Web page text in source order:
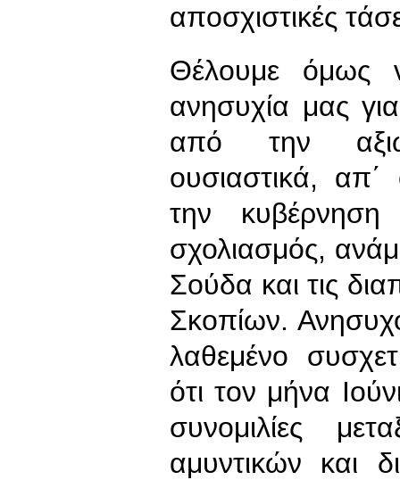
αποσχιστικές
Θέλουμε όμως
ανησυχία μας
από την
ουσιαστικά,
την
σχολιασμός,
Σούδα και τις
Σκοπίων.
λαθεμένο
ότι τον μήνα
συνομιλίες
αμυντικών και